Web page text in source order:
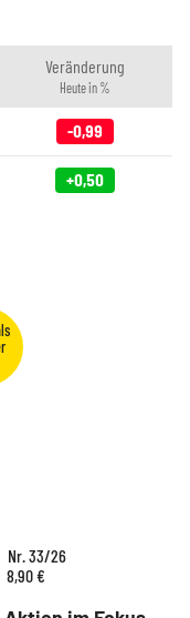
Veränderung
Heute in %
-0,99
+0,50
Nr. 33/26
8,90 €